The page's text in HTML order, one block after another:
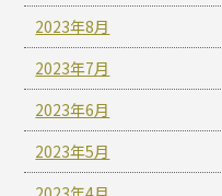
2023年8月
2023年7月
2023年6月
2023年5月